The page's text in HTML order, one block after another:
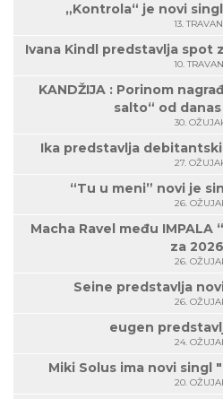
„Kontrola“ je novi
13.
Ivana Kindl predstavlja spot
10.
KANDŽIJA : Porinom
salto“ od
30.
Ika predstavlja
27.
“Tu u meni” novi je
26.
Macha Ravel među
za
26.
Seine predstavlja
26.
eugen
24.
Miki Solus ima novi singl
20.